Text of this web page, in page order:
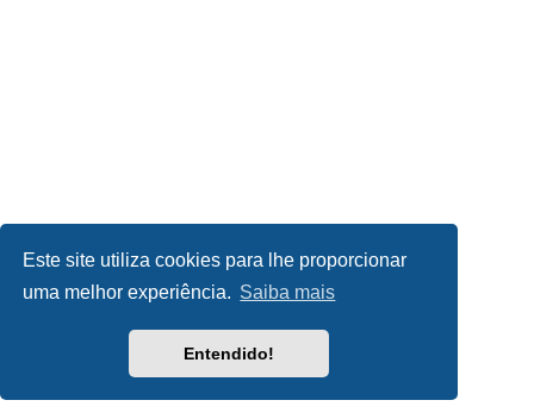
Este site utiliza cookies para lhe proporcionar
uma melhor experiência. Saiba mais
Entendido!